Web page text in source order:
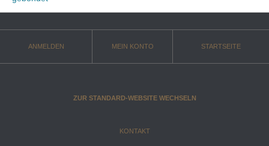
ANMELDEN MEIN KONTO STARTSEITE
ZUR STANDARD-WEBSITE WECHSELN
KONTAKT